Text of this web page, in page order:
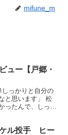
mifune_m
ュー【戸郷・
っかりと自分の
と思います」 松
ったんで、しっか
ル投手 ヒー